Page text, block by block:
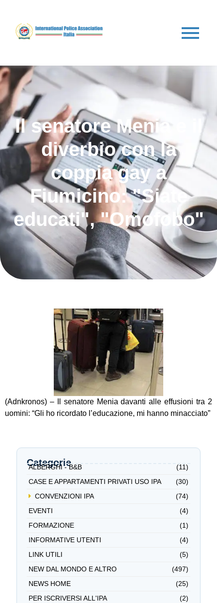
Il senatore Menia e il
diverbio con la
coppia gay a
Fiumicino: "Siate
educati", "Omofobo"
(Adnkronos) – Il senatore Menia davanti alle effusioni tra 2
uomini: “Gli ho ricordato l’educazione, mi hanno minacciato”
Categorie
ALBERGHI - B&B
(11)
CASE E APPARTAMENTI PRIVATI USO IPA
(30)
CONVENZIONI IPA
(74)
EVENTI
(4)
FORMAZIONE
(1)
INFORMATIVE UTENTI
(4)
LINK UTILI
(5)
NEW DAL MONDO E ALTRO
(497)
NEWS HOME
(25)
PER ISCRIVERSI ALL'IPA
(2)